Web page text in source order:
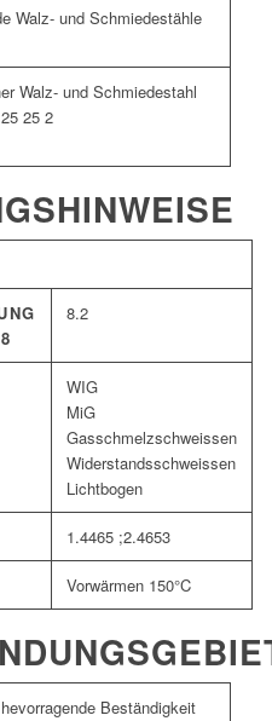
Walz- und Schmiedestähle
Walz- und Schmiedestahl
25 2
8.2
WIG
MiG
Gasschmelzschweissen
Widerstandsschweissen
Lichtbogen
1.4465 ;2.4653
Vorwärmen 150°C
hevorragende Beständigkeit